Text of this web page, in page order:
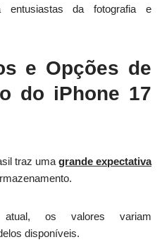
entusiastas da fotografia e
e Opções de
do iPhone 17
traz uma grande expectativa
atual, os valores variam
disponíveis.